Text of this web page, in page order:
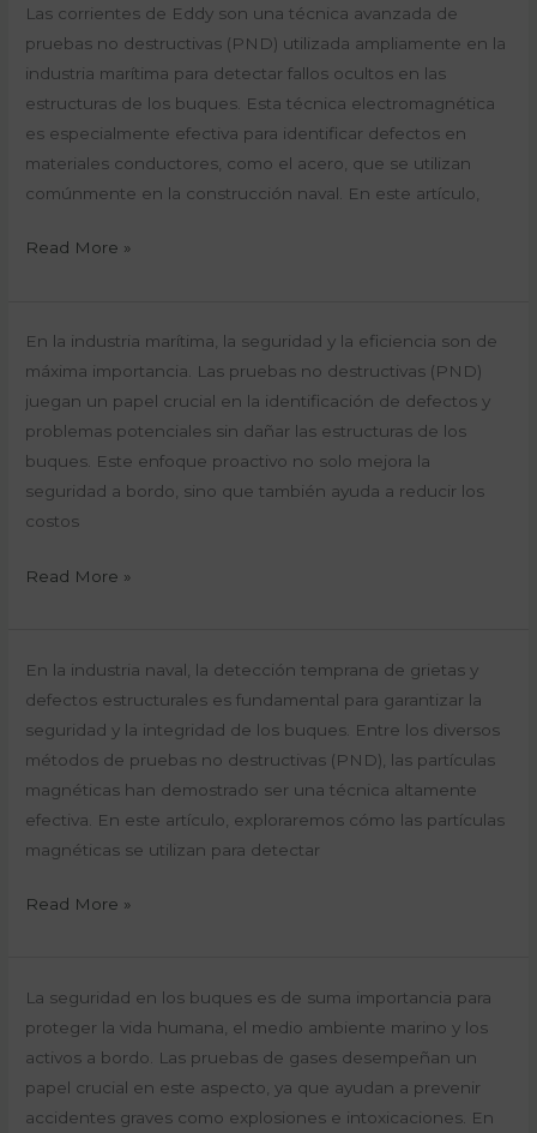
Buques
Las corrientes de Eddy son una técnica avanzada de
pruebas no destructivas (PND) utilizada ampliamente en la
industria marítima para detectar fallos ocultos en las
estructuras de los buques. Esta técnica electromagnética
es especialmente efectiva para identificar defectos en
materiales conductores, como el acero, que se utilizan
comúnmente en la construcción naval. En este artículo,
Corrientes
de
Eddy:
Detectando
Fallos
Ocultos
en
Estructuras
Read More »
En la industria marítima, la seguridad y la eficiencia son de
máxima importancia. Las pruebas no destructivas (PND)
juegan un papel crucial en la identificación de defectos y
problemas potenciales sin dañar las estructuras de los
buques. Este enfoque proactivo no solo mejora la
seguridad a bordo, sino que también ayuda a reducir los
costos
Pruebas
No
Destructivas:
Reduciendo
Costos
y
Aumentando
Seguridad
Mar
Read More »
En la industria naval, la detección temprana de grietas y
defectos estructurales es fundamental para garantizar la
seguridad y la integridad de los buques. Entre los diversos
métodos de pruebas no destructivas (PND), las partículas
magnéticas han demostrado ser una técnica altamente
efectiva. En este artículo, exploraremos cómo las partículas
magnéticas se utilizan para detectar
Partículas
Magnéticas:
Un
Método
Eficaz
para
Detectar
en
Read More »
La seguridad en los buques es de suma importancia para
proteger la vida humana, el medio ambiente marino y los
activos a bordo. Las pruebas de gases desempeñan un
papel crucial en este aspecto, ya que ayudan a prevenir
accidentes graves como explosiones e intoxicaciones. En
Seguridad
y
Prevención
de
Accidentes: